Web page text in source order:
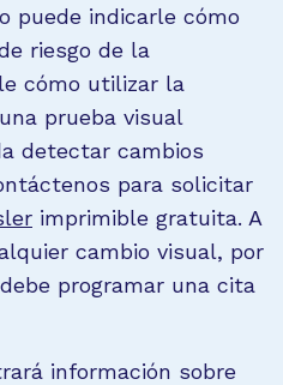
puede indicarle cómo
riesgo de la
cómo utilizar la
prueba visual
detectar cambios
para solicitar
imprimible gratuita. A
cambio visual, por
programar una cita
información sobre